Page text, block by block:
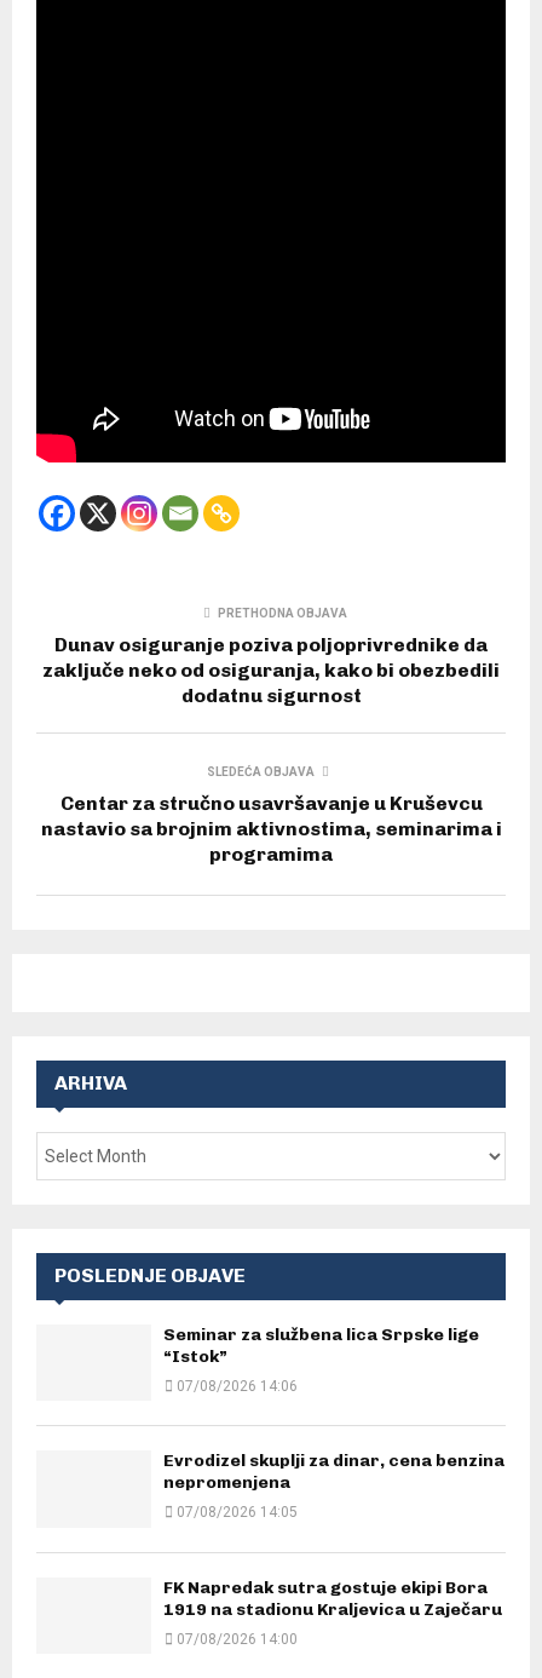
PRETHODNA OBJAVA
Dunav osiguranje poziva poljoprivrednike da
zaključe neko od osiguranja, kako bi obezbedili
dodatnu sigurnost
SLEDEĆA OBJAVA
Centar za stručno usavršavanje u Kruševcu
nastavio sa brojnim aktivnostima, seminarima i
programima
ARHIVA
POSLEDNJE OBJAVE
Seminar za službena lica Srpske lige
“Istok”
07/08/2026 14:06
Evrodizel skuplji za dinar, cena benzina
nepromenjena
07/08/2026 14:05
FK Napredak sutra gostuje ekipi Bora
1919 na stadionu Kraljevica u Zaječaru
07/08/2026 14:00